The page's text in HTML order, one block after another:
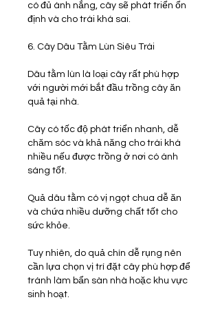
có đủ ánh nắng, cây sẽ phát triển ổn
định và cho trái khá sai.
6. Cây Dâu Tằm Lùn Siêu Trái
Dâu tằm lùn là loại cây rất phù hợp
với người mới bắt đầu trồng cây ăn
quả tại nhà.
Cây có tốc độ phát triển nhanh, dễ
chăm sóc và khả năng cho trái khá
nhiều nếu được trồng ở nơi có ánh
sáng tốt.
Quả dâu tằm có vị ngọt chua dễ ăn
và chứa nhiều dưỡng chất tốt cho
sức khỏe.
Tuy nhiên, do quả chín dễ rụng nên
cần lựa chọn vị trí đặt cây phù hợp để
tránh làm bẩn sàn nhà hoặc khu vực
sinh hoạt.